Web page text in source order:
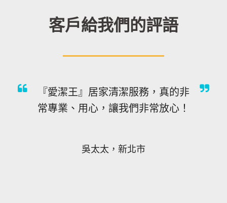
客戶給我們的評語
『愛潔王』居家清潔服務，真的非
常專業、用心，讓我們非常放心！
吳太太，新北市